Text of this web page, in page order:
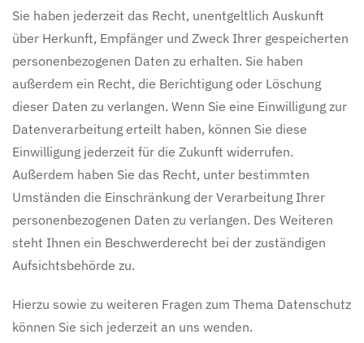
Sie haben jederzeit das Recht, unentgeltlich Auskunft
über Herkunft, Empfänger und Zweck Ihrer gespeicherten
personenbezogenen Daten zu erhalten. Sie haben
außerdem ein Recht, die Berichtigung oder Löschung
dieser Daten zu verlangen. Wenn Sie eine Einwilligung zur
Datenverarbeitung erteilt haben, können Sie diese
Einwilligung jederzeit für die Zukunft widerrufen.
Außerdem haben Sie das Recht, unter bestimmten
Umständen die Einschränkung der Verarbeitung Ihrer
personenbezogenen Daten zu verlangen. Des Weiteren
steht Ihnen ein Beschwerderecht bei der zuständigen
Aufsichtsbehörde zu.
Hierzu sowie zu weiteren Fragen zum Thema Datenschutz
können Sie sich jederzeit an uns wenden.